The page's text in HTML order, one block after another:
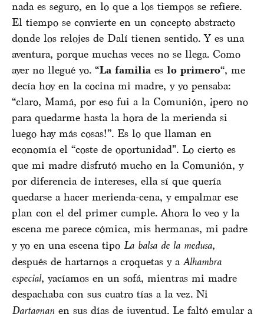
nada es seguro, en lo que a los tiempos se refiere.
El tiempo se convierte en un concepto abstracto
donde los relojes de Dalí tienen sentido. Y es una
aventura, porque muchas veces no se llega. Como
ayer no llegué yo. “La familia es lo primero“, me
decía hoy en la cocina mi madre, y yo pensaba:
“claro, Mamá, por eso fui a la Comunión, ¡pero no
para quedarme hasta la hora de la merienda si
luego hay más cosas!”. Es lo que llaman en
economía el “coste de oportunidad”. Lo cierto es
que mi madre disfrutó mucho en la Comunión, y
por diferencia de intereses, ella sí que quería
quedarse a hacer merienda-cena, y empalmar ese
plan con el del primer cumple. Ahora lo veo y la
escena me parece cómica, mis hermanas, mi padre
y yo en una escena tipo La balsa de la medusa,
después de hartarnos a croquetas y a Alhambra
especial, yacíamos en un sofá, mientras mi madre
despachaba con sus cuatro tías a la vez. Ni
Dartagnan en sus días de juventud. Le faltó emular a